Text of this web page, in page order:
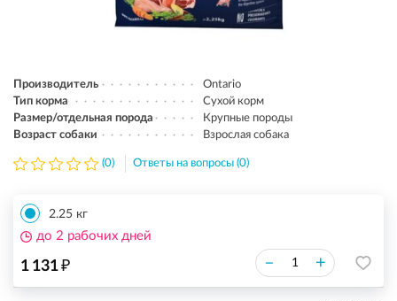
Производитель
Ontario
Тип корма
Сухой корм
Размер/отдельная порода
Крупные породы
Возраст собаки
Взрослая собака
(0) Ответы на вопросы (0)
2.25 кг
1 131₽ – +
до 2 рабочих дней